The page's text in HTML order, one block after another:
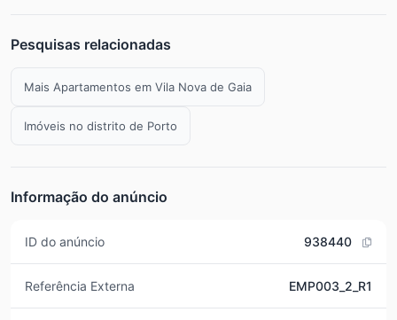
Pesquisas relacionadas
Mais Apartamentos em Vila Nova de Gaia
Imóveis no distrito de Porto
Informação do anúncio
ID do anúncio 938440
Referência Externa EMP003_2_R1